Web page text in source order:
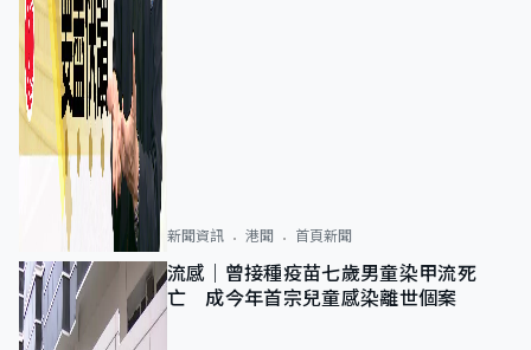
新聞資訊 港聞 首頁新聞
流感｜曾接種疫苗七歲男童染甲流死
亡 成今年首宗兒童感染離世個案